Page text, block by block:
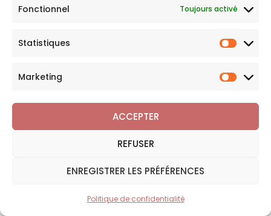
Fonctionnel Toujours activé
Statistiques
Marketing
ACCEPTER
REFUSER
ENREGISTRER LES PRÉFÉRENCES
Politique de confidentialité
FILTRER
Signification breloque oiseau : ce que chaque…
Signification breloque tortue : ce que ce charme…